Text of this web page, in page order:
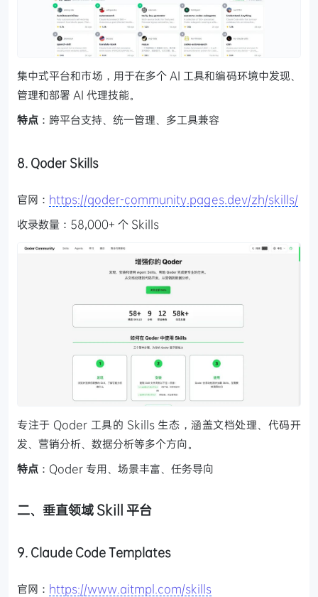
集中式平台和市场，用于在多个 AI 工具和编码环境中发现、
管理和部署 AI 代理技能。
特点 ：跨平台支持、统一管理、多工具兼容
8. Qoder Skills
官网： https://qoder-community.pages.dev/zh/skills/
收录数量：58,000+ 个 Skills
专注于 Qoder 工具的 Skills 生态，涵盖文档处理、代码开
发、营销分析、数据分析等多个方向。
特点 ：Qoder 专用、场景丰富、任务导向
二、垂直领域 Skill 平台
9. Claude Code Templates
官网： https://www.aitmpl.com/skills